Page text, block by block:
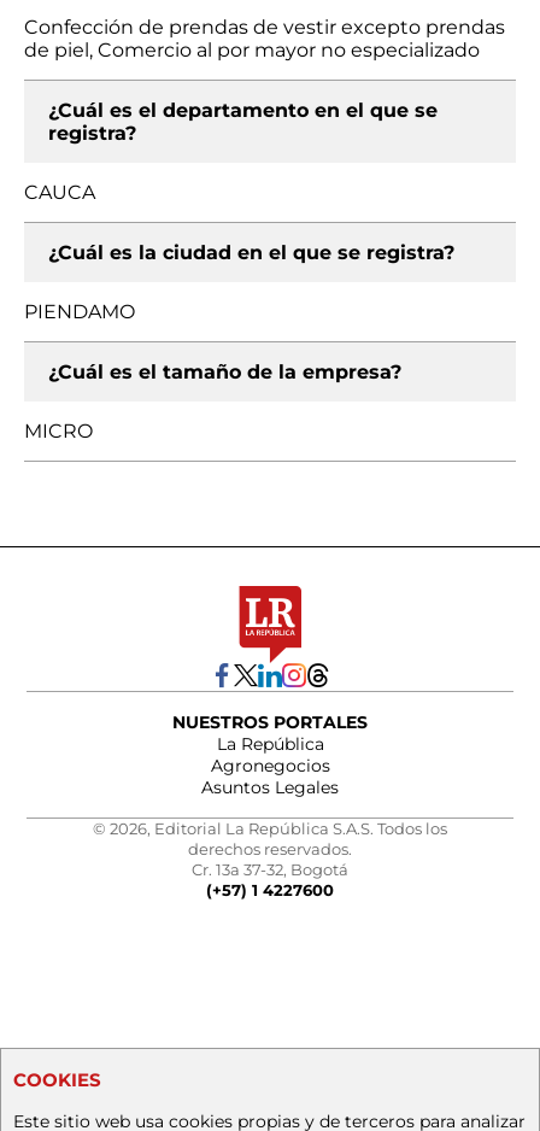
Confección de prendas de vestir excepto prendas
de piel, Comercio al por mayor no especializado
¿Cuál es el departamento en el que se
registra?
CAUCA
¿Cuál es la ciudad en el que se registra?
PIENDAMO
¿Cuál es el tamaño de la empresa?
MICRO
NUESTROS PORTALES
La República
Agronegocios
Asuntos Legales
© 2026, Editorial La República S.A.S. Todos los
derechos reservados.
Cr. 13a 37-32, Bogotá
(+57) 1 4227600
COOKIES
Este sitio web usa cookies propias y de terceros para analizar